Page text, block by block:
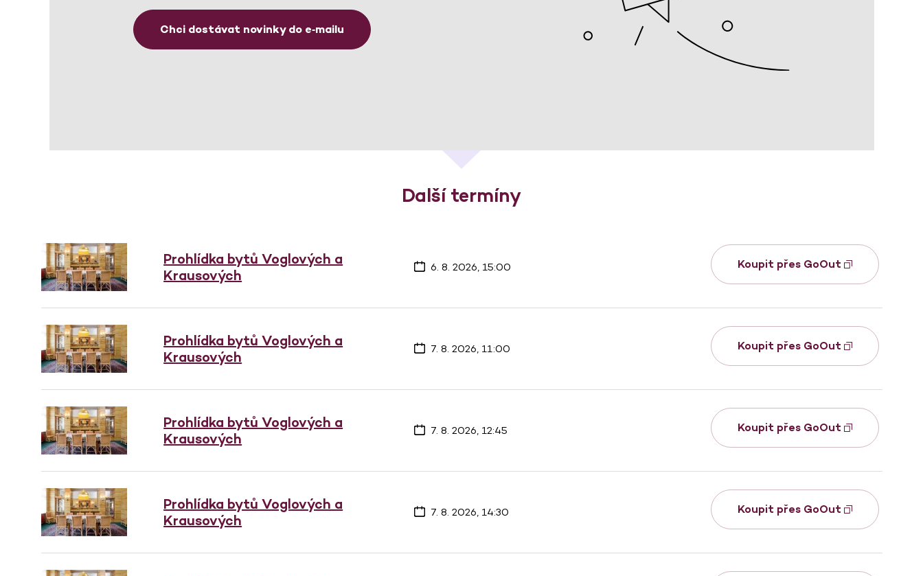
Chci dostávat novinky do e‑mailu
Další termíny
Prohlídka bytů Voglových a
Krausových
6. 8. 2026, 15:00 Koupit přes GoOut
Prohlídka bytů Voglových a
Krausových
7. 8. 2026, 11:00 Koupit přes GoOut
Prohlídka bytů Voglových a
Krausových
7. 8. 2026, 12:45 Koupit přes GoOut
Prohlídka bytů Voglových a
Krausových
7. 8. 2026, 14:30 Koupit přes GoOut